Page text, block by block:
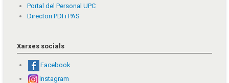
Portal del Personal UPC
Directori PDI i PAS
Xarxes socials
Facebook
Instagram